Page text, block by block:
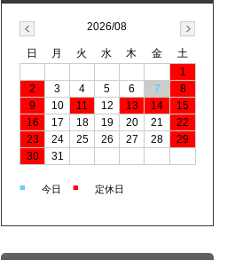
2026/08
日 月 火 水 木 金
土
1
2
3 4 5 6 7
8
9
10 11 12 13 14
15
16
17 18 19 20 21
22
23
24 25 26 27 28
29
30
31
■ 今日 ■ 定休日